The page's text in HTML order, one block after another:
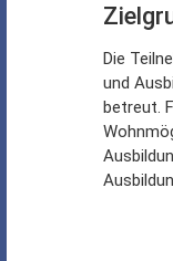
Die
und
betreut.